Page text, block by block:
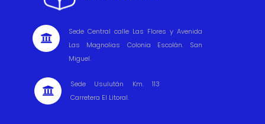

Sede Central calle Las Flores y Avenida
Las Magnolias Colonia Escolán. San
Miguel.

Sede Usulután Km. 113
Carretera El Litoral.